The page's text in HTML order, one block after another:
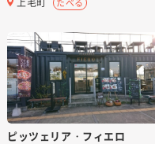
たべる
ピッツェリア・フィエロ